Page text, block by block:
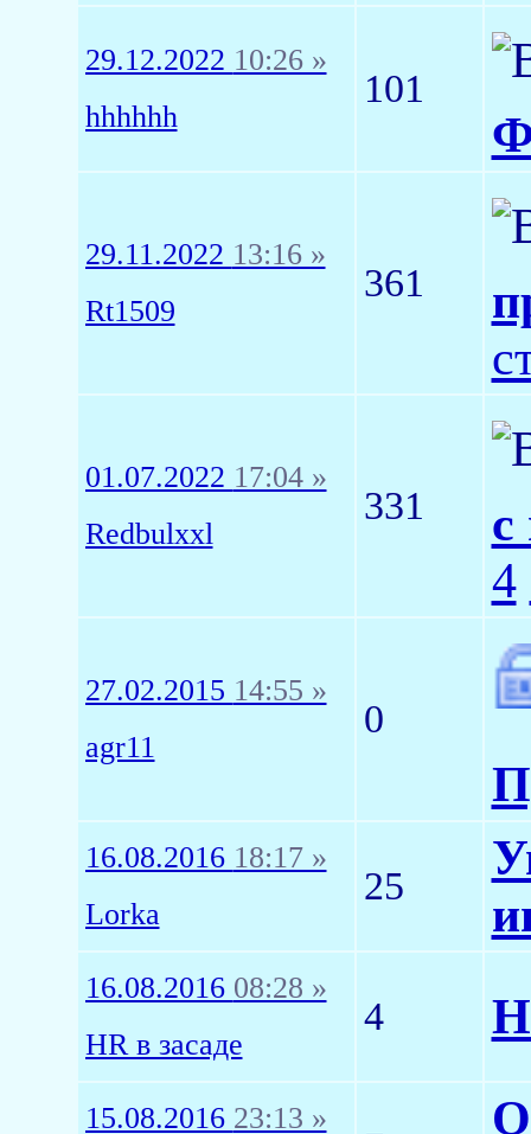
29.12.2022 10:26 »
hhhhhh
101
29.11.2022 13:16 »
Rt1509
361
01.07.2022 17:04 »
Redbulxxl
331
с
4
27.02.2015 14:55 »
agr11
0
16.08.2016 18:17 »
Lorka
25
16.08.2016 08:28 »
HR в засаде
4
15.08.2016 23:13 »